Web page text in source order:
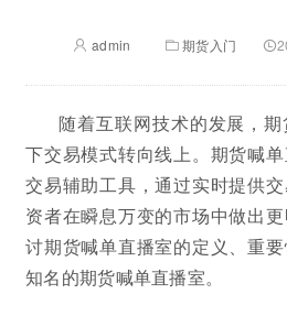
admin 期货入门
随着互联网技术的发展，
下交易模式转向线上。期货喊
交易辅助工具，通过实时提供
资者在瞬息万变的市场中做出
讨期货喊单直播室的定义、重
知名的期货喊单直播室。